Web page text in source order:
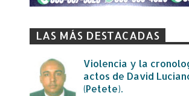
LAS MÁS DESTACADAS
Violencia y la
actos de David
(Petete).